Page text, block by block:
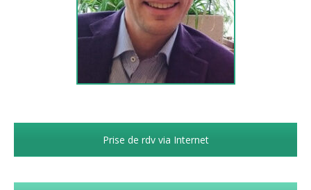
Prise de rdv via Internet